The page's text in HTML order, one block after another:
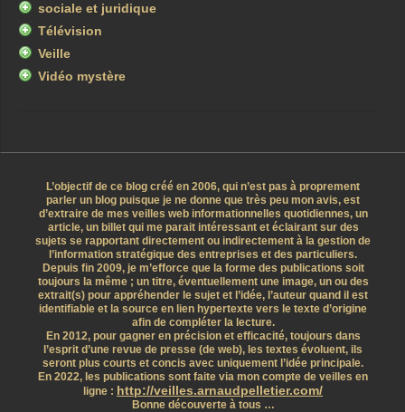
sociale et juridique
Télévision
Veille
Vidéo mystère
L’objectif de ce blog créé en 2006, qui n’est pas à proprement
parler un blog puisque je ne donne que très peu mon avis, est
d’extraire de mes veilles web informationnelles quotidiennes, un
article, un billet qui me parait intéressant et éclairant sur des
sujets se rapportant directement ou indirectement à la gestion de
l’information stratégique des entreprises et des particuliers.
Depuis fin 2009, je m’efforce que la forme des publications soit
toujours la même ; un titre, éventuellement une image, un ou des
extrait(s) pour appréhender le sujet et l’idée, l’auteur quand il est
identifiable et la source en lien hypertexte vers le texte d’origine
afin de compléter la lecture.
En 2012, pour gagner en précision et efficacité, toujours dans
l’esprit d’une revue de presse (de web), les textes évoluent, ils
seront plus courts et concis avec uniquement l’idée principale.
En 2022, les publications sont faite via mon compte de veilles en
ligne : http://veilles.arnaudpelletier.com/
Bonne découverte à tous …